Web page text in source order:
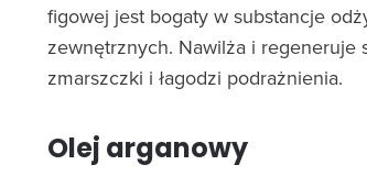
figowej jest bogaty w substancje
zewnętrznych. Nawilża i regeneruje
zmarszczki i łagodzi podrażnienia.
Olej arganowy